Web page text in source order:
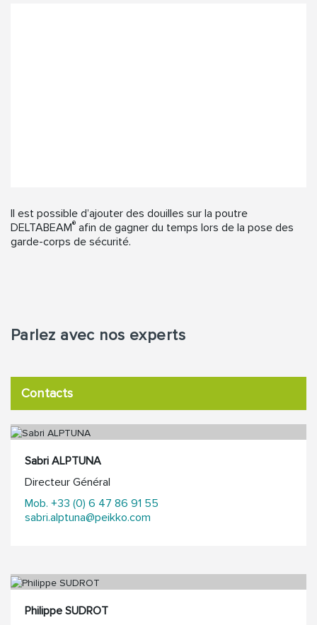
Il est possible d’ajouter des douilles sur la poutre
DELTABEAM® afin de gagner du temps lors de la pose des
garde-corps de sécurité.
Parlez avec nos experts
Contacts
Sabri ALPTUNA
Directeur Général
Mob. +33 (0) 6 47 86 91 55
sabri.alptuna@peikko.com
Philippe SUDROT